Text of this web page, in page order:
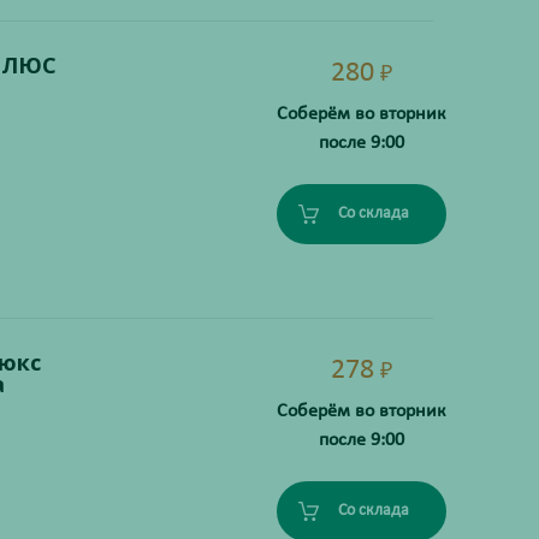
280 ₽
Соберём во вторник
после 9:00
Со склада
278 ₽
Соберём во вторник
после 9:00
Со склада